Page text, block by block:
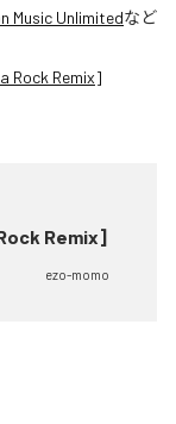
Music Unlimitedなど
Rock Remix]
Remix]
ezo-momo